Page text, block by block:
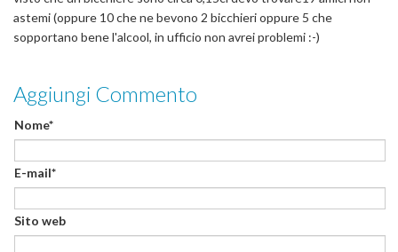
astemi (oppure 10 che ne bevono 2 bicchieri oppure 5 che
sopportano bene l'alcool, in ufficio non avrei problemi :-)
Aggiungi Commento
Nome*
E-mail*
Sito web